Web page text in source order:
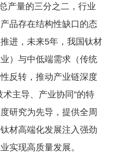
产量的三分之二，行业
品存在结构性缺口的态
进，未来5年，我国钛材
）与中低端需求（传统
反转，推动产业链深度
主导、产业协同”的特
研究为先导，提供全周
材高端化发展注入强劲
实现高质量发展。